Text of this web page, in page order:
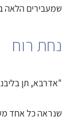
שמעבירים הלאה
נחת רוח
"אדרבא, תן
שנראה כל אחד